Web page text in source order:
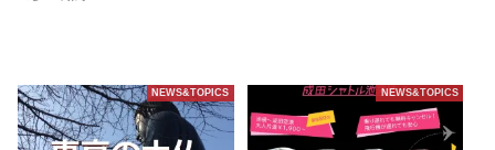
NEWS&TOPICS NEWS&TOPICS